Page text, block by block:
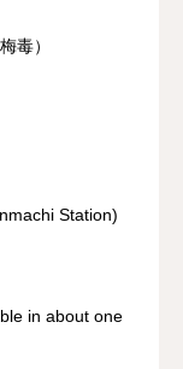
毒）
Station)
in about one